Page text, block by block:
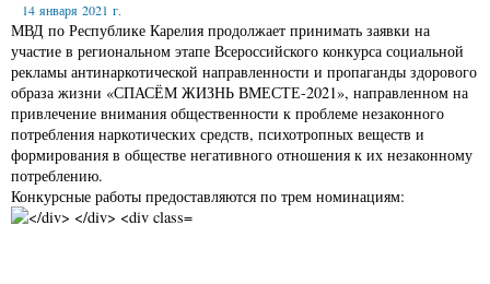
14 января 2021 г.
МВД по Республике Карелия продолжает принимать заявки на
участие в региональном этапе Всероссийского конкурса социальной
рекламы антинаркотической направленности и пропаганды здорового
образа жизни «СПАСЁМ ЖИЗНЬ ВМЕСТЕ-2021», направленном на
привлечение внимания общественности к проблеме незаконного
потребления наркотических средств, психотропных веществ и
формирования в обществе негативного отношения к их незаконному
потреблению.
Конкурсные работы предоставляются по трем номинациям: